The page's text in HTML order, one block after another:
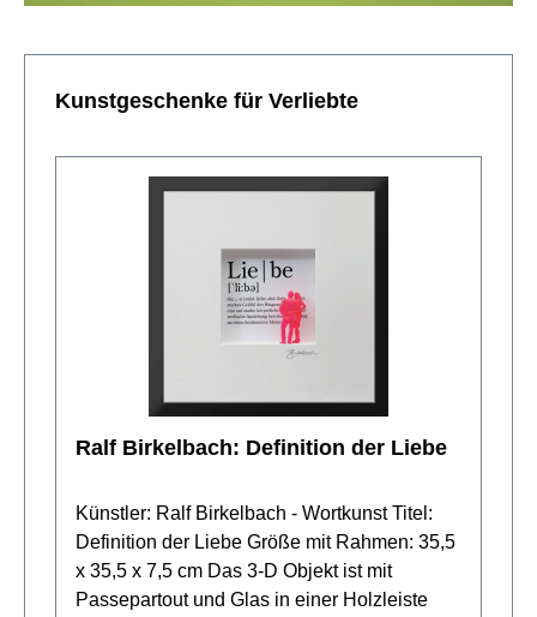
Produktgalerie überspringen
Kunstgeschenke für Verliebte
Ralf Birkelbach: Definition der Liebe
Künstler: Ralf Birkelbach - Wortkunst Titel:
Definition der Liebe Größe mit Rahmen: 35,5
x 35,5 x 7,5 cm Das 3-D Objekt ist mit
Passepartout und Glas in einer Holzleiste